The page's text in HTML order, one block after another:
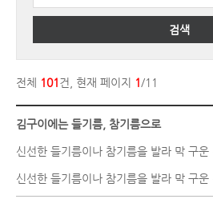
검색
전체 101건, 현재 페이지 1/11
김구이에는 들기름, 참기름으로